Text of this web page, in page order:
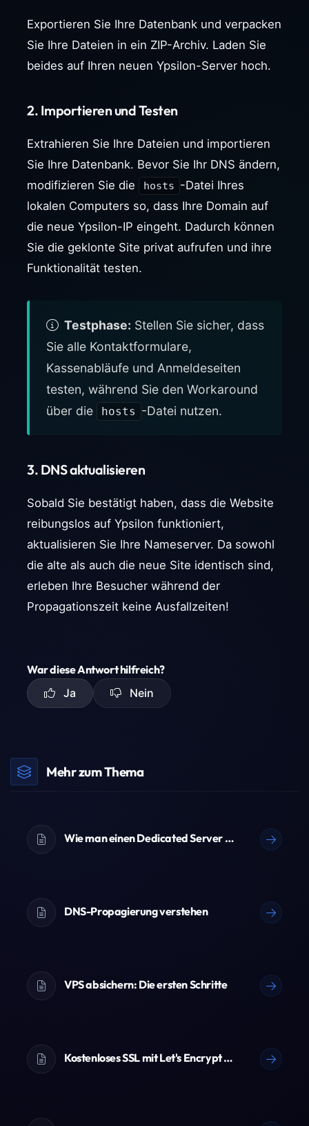
Exportieren Sie Ihre Datenbank und verpacken
Sie Ihre Dateien in ein ZIP-Archiv. Laden Sie
beides auf Ihren neuen Ypsilon-Server hoch.
2. Importieren und Testen
Extrahieren Sie Ihre Dateien und importieren
Sie Ihre Datenbank. Bevor Sie Ihr DNS ändern,
modifizieren Sie die
hosts -Datei Ihres
lokalen Computers so, dass Ihre Domain auf
die neue Ypsilon-IP eingeht. Dadurch können
Sie die geklonte Site privat aufrufen und ihre
Funktionalität testen.
Testphase: Stellen Sie sicher, dass
Sie alle Kontaktformulare,
Kassenabläufe und Anmeldeseiten
testen, während Sie den Workaround
über die
hosts -Datei nutzen.
3. DNS aktualisieren
Sobald Sie bestätigt haben, dass die Website
reibungslos auf Ypsilon funktioniert,
aktualisieren Sie Ihre Nameserver. Da sowohl
die alte als auch die neue Site identisch sind,
erleben Ihre Besucher während der
Propagationszeit keine Ausfallzeiten!
War diese Antwort hilfreich?
Ja
Nein
Mehr zum Thema
Wie man einen Dedicated Server bestellt
DNS-Propagierung verstehen
VPS absichern: Die ersten Schritte
Kostenloses SSL mit Let's Encrypt einrichten